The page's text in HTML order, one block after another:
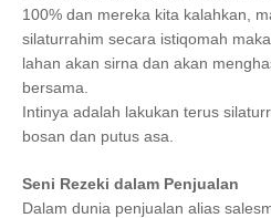
100% dan mereka kita kalahkan,
silaturrahim secara istiqomah
lahan akan sirna dan akan
bersama.
Intinya adalah lakukan terus
bosan dan putus asa.
Seni Rezeki dalam Penjualan
Dalam dunia penjualan alias